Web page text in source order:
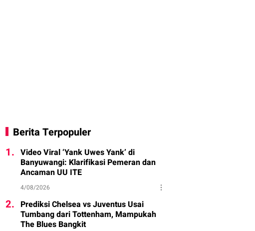
Berita Terpopuler
1. Video Viral ‘Yank Uwes Yank’ di
Banyuwangi: Klarifikasi Pemeran dan
Ancaman UU ITE
4/08/2026
2. Prediksi Chelsea vs Juventus Usai
Tumbang dari Tottenham, Mampukah
The Blues Bangkit